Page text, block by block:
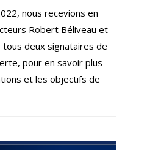
nous recevions en
Robert Béliveau et
tous deux signataires de
pour en savoir plus
et les objectifs de